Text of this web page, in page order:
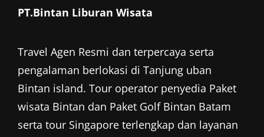
PT.Bintan Liburan Wisata
Travel Agen Resmi dan terpercaya serta
pengalaman berlokasi di Tanjung uban
Bintan island. Tour operator penyedia Paket
wisata Bintan dan Paket Golf Bintan Batam
serta tour Singapore terlengkap dan layanan